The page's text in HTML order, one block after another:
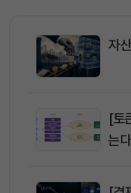
자
[토
는